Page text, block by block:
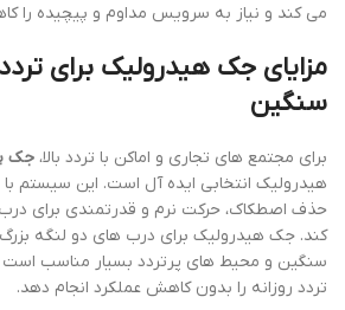
می کند و نیاز به سرویس مداوم و پیچیده را
مزایای جک هیدرولیک برای
سنگین
برای مجتمع های تجاری و اماکن با تردد بالا، جک
هیدرولیک انتخابی ایده آل است. این سیستم با
حذف اصطکاک، حرکت نرم و قدرتمندی برای
کند. جک هیدرولیک برای درب های دو لنگه
سنگین و محیط های پرتردد بسیار مناسب است و
تردد روزانه را بدون کاهش عملکرد انجام دهد.